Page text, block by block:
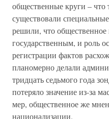
общественные круги –
существовали
решили, что общественное
государственным, и роль
регистрации фактов
планомерно делали
тридцать седьмого года
потеряло значение из-за
мер, общественное же
национализации.